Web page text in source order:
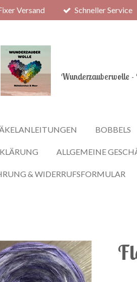
Versand Schneller Service
Wunderzauberwolle
BOBBELS
ALLGEMEINE
& WIDERRUFSFORMULAR